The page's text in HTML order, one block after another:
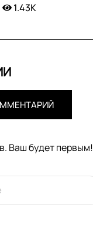
1.43K
Ваш будет первым!